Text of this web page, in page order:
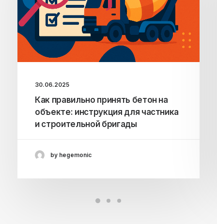
30.06.2025
Как правильно принять бетон на
объекте: инструкция для частника
и строительной бригады
by hegemonic